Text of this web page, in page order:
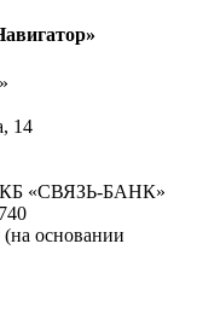
14
«СВЯЗЬ-БАНК»
основании